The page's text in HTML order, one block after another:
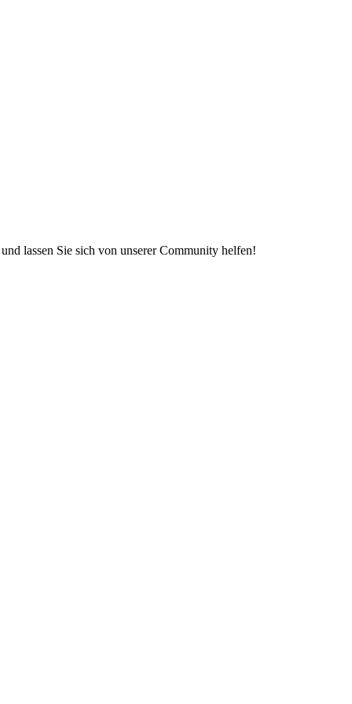
lassen Sie sich von unserer Community helfen!